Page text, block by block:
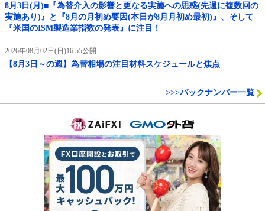
8月3日(月)■『為替介入の影響と更なる実施への思惑(先週に複数回の
実施あり)』と『8月の月初め要因(本日が8月月初め最初)』、そして
『米国のISM製造業指数の発表』に注目！
2026年08月02日(日)16:55公開
【8月3日～の週】為替相場の注目材料スケジュールと焦点
>>>バックナンバー一覧